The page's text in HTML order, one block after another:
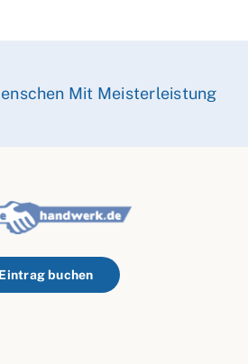
Mit Meisterleistung
Eintrag buchen